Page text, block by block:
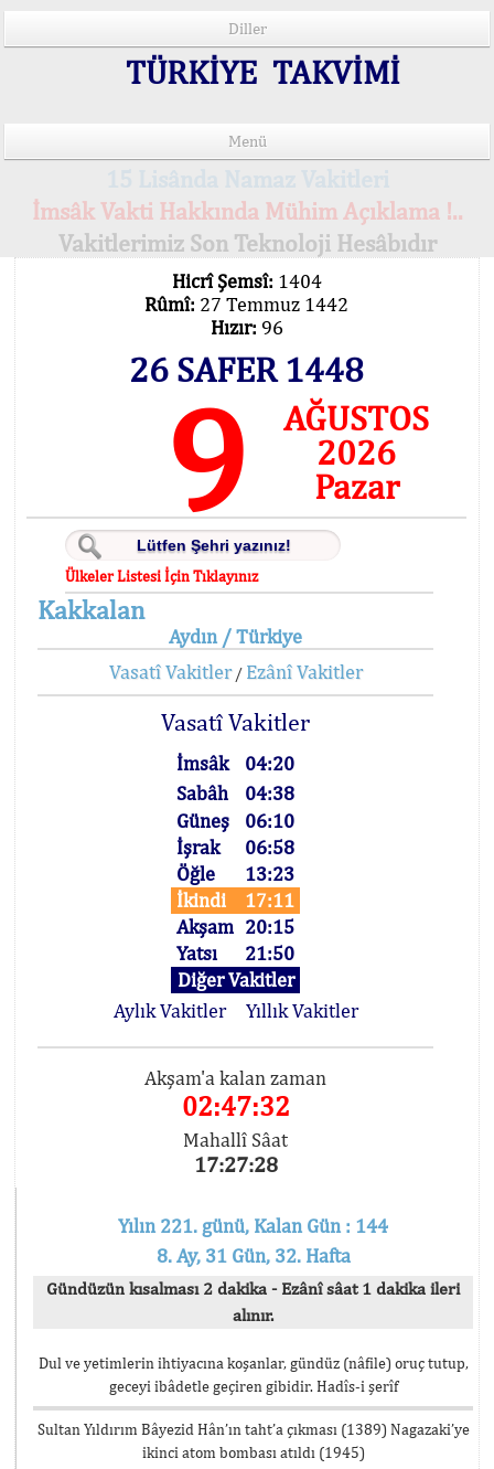
Diller
TÜRKİYE TAKVİMİ
Menü
İmsâk Vakti Hakkında Mühim Açıklama !..
Vakitlerimiz Son Teknoloji Hesâbıdır
Hicrî Şemsî: 1404
Rûmî: 27 Temmuz 1442
Hızır: 96
26 SAFER 1448
9
AĞUSTOS
2026
Pazar
Ülkeler Listesi İçin Tıklayınız
Kakkalan
Aydın / Türkiye
Vasatî Vakitler/ Ezânî Vakitler
Vasatî Vakitler
İmsâk
04:20
Sabâh
04:38
Güneş
06:10
İşrak
06:58
Öğle
13:23
İkindi
17:11
Akşam 20:15
Yatsı
21:50
Diğer Vakitler
Aylık Vakitler
Yıllık Vakitler
Akşam'a kalan zaman
02:47:32
Mahallî Sâat
17:27:28
Yılın 221. günü, Kalan Gün : 144
8. Ay, 31 Gün, 32. Hafta
Gündüzün kısalması 2 dakika - Ezânî sâat 1 dakika ileri
alınır.
Dul ve yetimlerin ihtiyacına koşanlar, gündüz (nâfile) oruç tutup,
geceyi ibâdetle geçiren gibidir. Hadîs-i şerîf
Sultan Yıldırım Bâyezid Hân’ın taht’a çıkması (1389) Nagazaki’ye
ikinci atom bombası atıldı (1945)